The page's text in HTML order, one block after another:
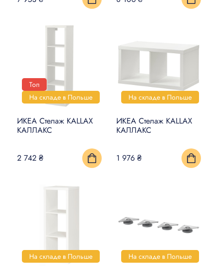
Топ
На складе в Польше
ИКЕА Стелаж KALLAX
КАЛЛАКС
2 742 ₴
На складе в Польше
ИКЕА Стелаж KALLAX
КАЛЛАКС
1 976 ₴
На складе в Польше На складе в Польше